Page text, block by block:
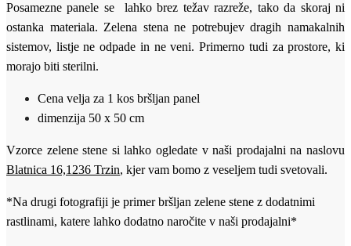
Posamezne panele se lahko brez težav razreže, tako da skoraj ni
ostanka materiala. Zelena stena ne potrebujev dragih namakalnih
sistemov, listje ne odpade in ne veni. Primerno tudi za prostore, ki
morajo biti sterilni.
Cena velja za 1 kos bršljan panel
dimenzija 50 x 50 cm
Vzorce zelene stene si lahko ogledate v naši prodajalni na naslovu
Blatnica 16,1236 Trzin, kjer vam bomo z veseljem tudi svetovali.
*Na drugi fotografiji je primer bršljan zelene stene z dodatnimi
rastlinami, katere lahko dodatno naročite v naši prodajalni*